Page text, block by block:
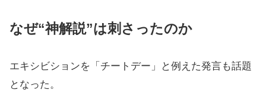
なぜ“神解説”は刺さったのか
エキシビションを「チートデー」と例えた発言も話題
となった。